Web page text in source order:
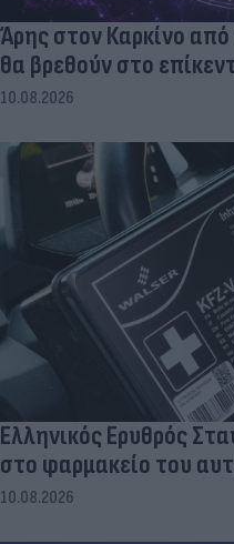
Άρης στον Καρκίνο
θα βρεθούν στο
10.08.2026
Ελληνικός Ερυθρός
στο φαρμακείο του
10.08.2026